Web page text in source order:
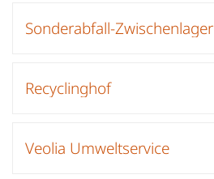
Sonderabfall-Zwischenlager
Recyclinghof
Veolia Umweltservice